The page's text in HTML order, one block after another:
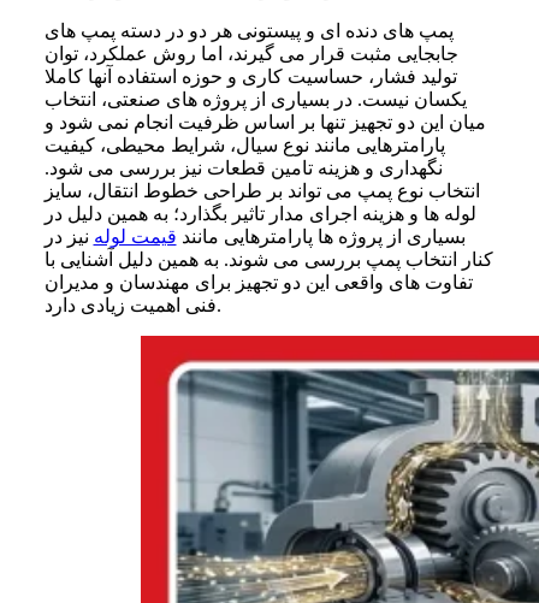
پمپ های دنده ای و پیستونی هر دو در دسته پمپ های
جابجایی مثبت قرار می گیرند، اما روش عملکرد، توان
تولید فشار، حساسیت کاری و حوزه استفاده آنها کاملا
یکسان نیست. در بسیاری از پروژه های صنعتی، انتخاب
میان این دو تجهیز تنها بر اساس ظرفیت انجام نمی شود و
پارامترهایی مانند نوع سیال، شرایط محیطی، کیفیت
نگهداری و هزینه تامین قطعات نیز بررسی می شود.
انتخاب نوع پمپ می تواند بر طراحی خطوط انتقال، سایز
لوله ها و هزینه اجرای مدار تاثیر بگذارد؛ به همین دلیل در
بسیاری از پروژه ها پارامترهایی مانند قیمت لوله نیز در
کنار انتخاب پمپ بررسی می شوند. به همین دلیل آشنایی با
تفاوت های واقعی این دو تجهیز برای مهندسان و مدیران
فنی اهمیت زیادی دارد.